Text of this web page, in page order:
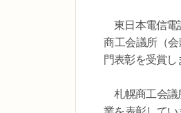
東日本電信電
商工会議所（
門表彰を受賞し
札幌商工会議